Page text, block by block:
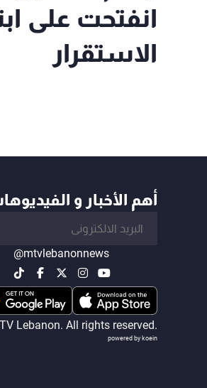
انفتحت على
الاستقرار
أهم الأخبار و
@mtvlebanonnews
Lebanon. All rights reserved.
powered by koein